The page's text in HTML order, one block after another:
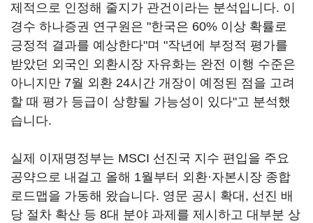
제적으로 인정해 줄지가 관건이라는 분석입니다. 이
경수 하나증권 연구원은 "한국은 60% 이상 확률로
긍정적 결과를 예상한다"며 "작년에 부정적 평가를
받았던 외국인 외환시장 자유화는 완전 이행 수준은
아니지만 7월 외환 24시간 개장이 예정된 점을 고려
할 때 평가 등급이 상향될 가능성이 있다"고 분석했
습니다.
실제 이재명정부는 MSCI 선진국 지수 편입을 주요
공약으로 내걸고 올해 1월부터 외환·자본시장 종합
로드맵을 가동해 왔습니다. 영문 공시 확대, 선진 배
당 절차 확산 등 8대 분야 과제를 제시하고 대부분 상